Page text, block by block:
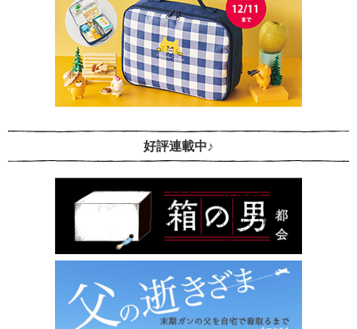
好評連載中♪